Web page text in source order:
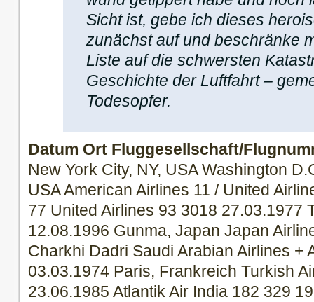
Sicht ist, gebe ich dieses
zunächst auf und beschränke
Liste auf die schwersten
Geschichte der Luftfahrt –
Todesopfer.
Datum Ort Fluggesellschaft/
New York City, NY, USA Washington
USA American Airlines 11 / United
77 United Airlines 93 3018 27.03.1977
12.08.1996 Gunma, Japan Japan
Charkhi Dadri Saudi Arabian Airlines +
03.03.1974 Paris, Frankreich Turkish
23.06.1985 Atlantik Air India 182 329